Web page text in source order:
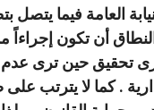
العامة فيما يتصل
أن تكون إجراءاً
تحقيق حين ترى عدم
. كما لا يترتب على